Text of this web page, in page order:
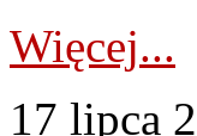
Więcej...
17 lipca